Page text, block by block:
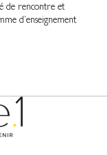
de rencontre et
d’enseignement